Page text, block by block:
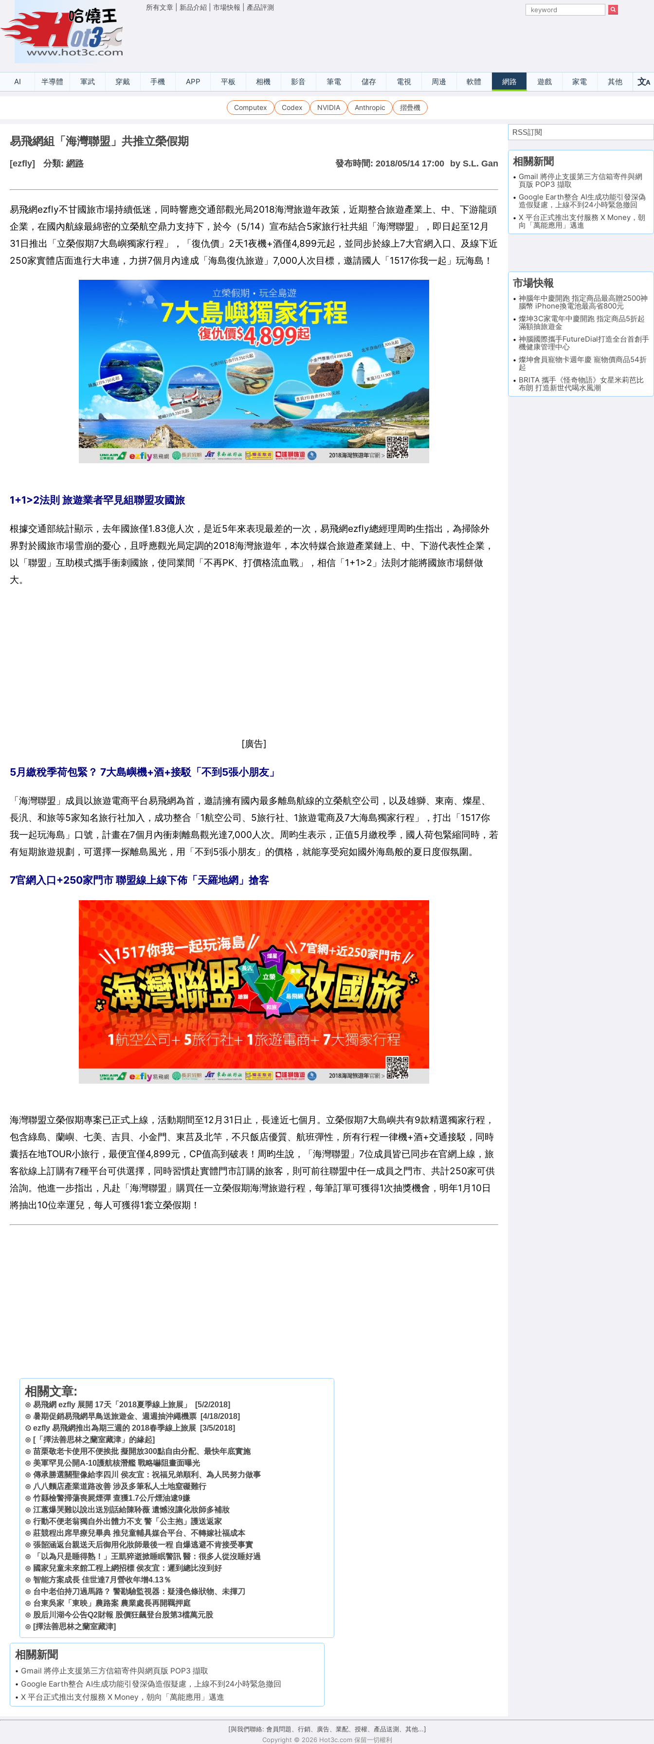
所有文章 新品介紹 市場快報 產品評測
AI 半導體 軍武 穿戴 手機 APP 平板 相機 影音 筆電 儲存 電視 周邊 軟體 網路 遊戲 家電 其他 文A
Computex Codex NVIDIA Anthropic 摺疊機
易飛網組「海灣聯盟」共推立榮假期
[ezfly] 分類: 網路 發布時間: 2018/05/14 17:00 by S.L. Gan
易飛網ezfly不甘國旅市場持續低迷，同時響應交通部觀光局2018海灣旅遊年政策，近期整合旅遊產業上、中、下游龍頭
企業，在國內航線最綿密的立榮航空鼎力支持下，於今（5/14）宣布結合5家旅行社共組「海灣聯盟」，即日起至12月
31日推出「立榮假期7大島嶼獨家行程」，「復仇價」2天1夜機+酒僅4,899元起，並同步於線上7大官網入口、及線下近
250家實體店面進行大串連，力拼7個月內達成「海島復仇旅遊」7,000人次目標，邀請國人「1517你我一起」玩海島！
1+1>2法則 旅遊業者罕見組聯盟攻國旅
根據交通部統計顯示，去年國旅僅1.83億人次，是近5年來表現最差的一次，易飛網ezfly總經理周昀生指出，為掃除外
界對於國旅市場雪崩的憂心，且呼應觀光局定調的2018海灣旅遊年，本次特媒合旅遊產業鏈上、中、下游代表性企業，
以「聯盟」互助模式攜手衝刺國旅，使同業間「不再PK、打價格流血戰」，相信「1+1>2」法則才能將國旅市場餅做
大。
[廣告]
5月繳稅季荷包緊？ 7大島嶼機+酒+接駁「不到5張小朋友」
「海灣聯盟」成員以旅遊電商平台易飛網為首，邀請擁有國內最多離島航線的立榮航空公司，以及雄獅、東南、燦星、
長汎、和旅等5家知名旅行社加入，成功整合「1航空公司、5旅行社、1旅遊電商及7大海島獨家行程」，打出「1517你
我一起玩海島」口號，計畫在7個月內衝刺離島觀光達7,000人次。周昀生表示，正值5月繳稅季，國人荷包緊縮同時，若
有短期旅遊規劃，可選擇一探離島風光，用「不到5張小朋友」的價格，就能享受宛如國外海島般的夏日度假氛圍。
7官網入口+250家門市 聯盟線上線下佈「天羅地網」搶客
海灣聯盟立榮假期專案已正式上線，活動期間至12月31日止，長達近七個月。立榮假期7大島嶼共有9款精選獨家行程，
包含綠島、蘭嶼、七美、吉貝、小金門、東莒及北竿，不只飯店優質、航班彈性，所有行程一律機+酒+交通接駁，同時
囊括在地TOUR小旅行，最便宜僅4,899元，CP值高到破表！周昀生說，「海灣聯盟」7位成員皆已同步在官網上線，旅
客欲線上訂購有7種平台可供選擇，同時習慣赴實體門市訂購的旅客，則可前往聯盟中任一成員之門市、共計250家可供
洽詢。他進一步指出，凡赴「海灣聯盟」購買任一立榮假期海灣旅遊行程，每筆訂單可獲得1次抽獎機會，明年1月10日
將抽出10位幸運兒，每人可獲得1套立榮假期！
相關文章:
⊙ 易飛網 ezfly 展開 17天「2018夏季線上旅展」
[5/2/2018]
⊙ 暑期促銷易飛網早鳥送旅遊金、週週抽沖繩機票 [4/18/2018]
⊙ ezfly 易飛網推出為期三週的 2018春季線上旅展 [3/5/2018]
⊙ [「擇法善思林之蘭室藏津」的緣起]
⊙ 苗栗敬老卡使用不便挨批 擬開放300點自由分配、最快年底實施
⊙ 美軍罕見公開A-10護航核潛艦 戰略嚇阻畫面曝光
⊙ 傳承勝選關聖像給李四川 侯友宜：祝福兄弟順利、為人民努力做事
⊙ 八八麵店產業道路改善 涉及多筆私人土地窒礙難行
⊙ 竹縣檢警掃蕩喪屍煙彈 查獲1.7公斤煙油逮9嫌
⊙ 江蕙爆哭難以說出送別話給陳聆薇 遺憾沒讓化妝師多補妝
⊙ 行動不便老翁獨自外出體力不支 警「公主抱」護送返家
⊙ 莊競程出席早療兒畢典 推兒童輔具媒合平台、不轉嫁社福成本
⊙ 張韶涵返台親送天后御用化妝師最後一程 自爆逃避不肯接受事實
⊙
「以為只是睡得熟！」王凱猝逝掀睡眠警訊 醫：很多人從沒睡好過
⊙ 國家兒童未來館工程上網招標 侯友宜：遲到總比沒到好
⊙ 智能方案成長 佳世達7月營收年增4.13％
⊙ 台中老伯持刀過馬路？ 警勘驗監視器：疑淺色條狀物、未揮刀
⊙ 台東吳家「東映」農路案 農業處長再開羈押庭
⊙ 股后川湖今公告Q2財報 股價狂飆登台股第3檔萬元股
⊙ [擇法善思林之蘭室藏津]
相關新聞
Gmail 將停止支援第三方信箱寄件與網頁版 POP3 擷取
Google Earth整合 AI生成功能引發深偽造假疑慮，上線不到24小時緊急撤回
X 平台正式推出支付服務 X Money，朝向「萬能應用」邁進
RSS訂閱
相關新聞
Gmail 將停止支援第三方信箱寄件與網
頁版 POP3 擷取
Google Earth整合 AI生成功能引發深偽
造假疑慮，上線不到24小時緊急撤回
X 平台正式推出支付服務 X Money，朝
向「萬能應用」邁進
市場快報
神腦年中慶開跑 指定商品最高贈2500神
腦幣 iPhone換電池最高省800元
燦坤3C家電年中慶開跑 指定商品5折起
滿額抽旅遊金
神腦國際攜手FutureDial打造全台首創手
機健康管理中心
燦坤會員寵物卡週年慶 寵物價商品54折
起
BRITA 攜手《怪奇物語》女星米莉芭比
布朗 打造新世代喝水風潮
[與我們聯絡: 會員問題、行銷、廣告、業配、授權、產品送測、其他...]
Copyright © 2026 Hot3c.com 保留一切權利